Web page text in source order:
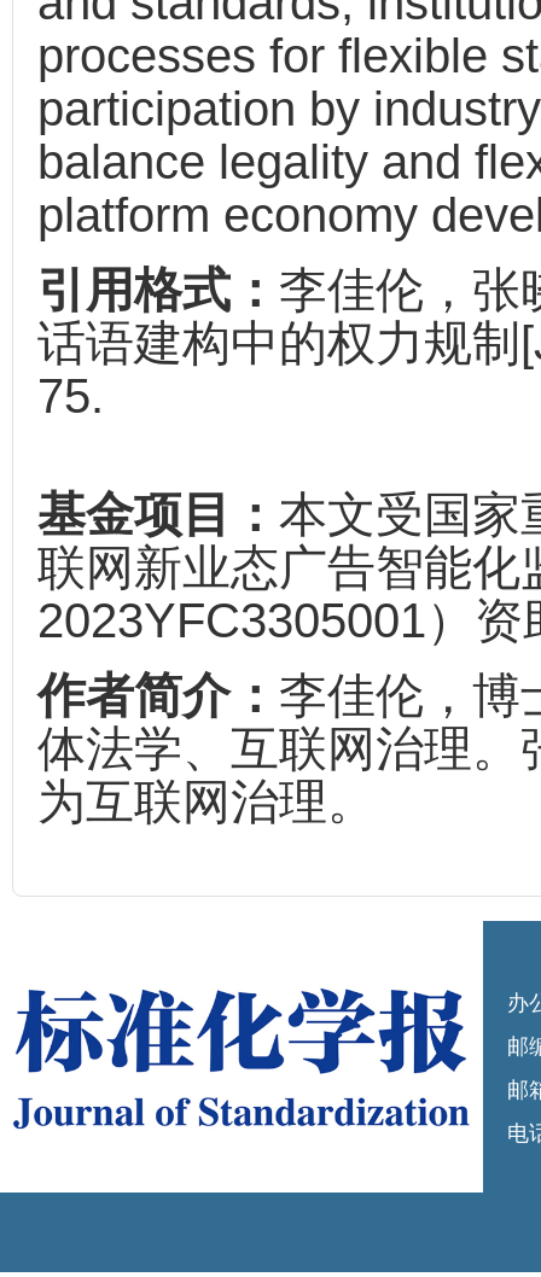
processes for flexible
participation by
balance legality and
platform economy
引用格式： 李佳伦，张
话语建构中的权力规制
75.
基金项目： 本文受国家
联网新业态广告智能化
2023YFC3305001）资
作者简介： 李佳伦，博
体法学、互联网治理
为互联网治理。
办
邮
邮
电